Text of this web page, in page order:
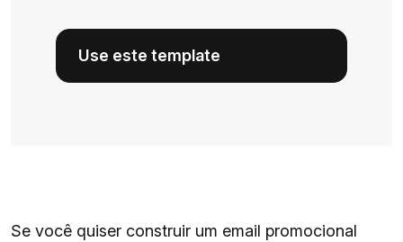
Use este template
Se você quiser construir um email promocional